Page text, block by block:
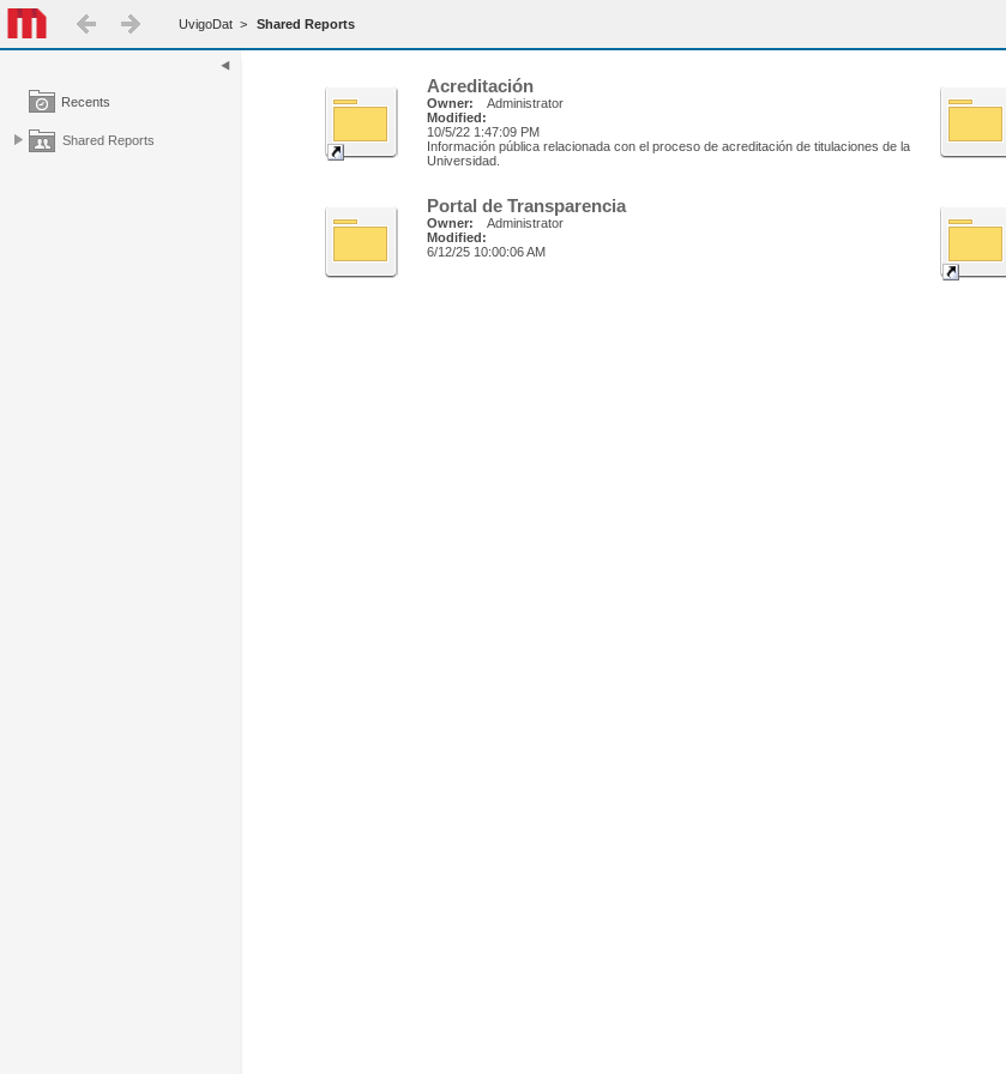
UvigoDat > Shared Reports
Recents
Shared Reports
Acreditación
Owner:
Administrator
Modified:
10/5/22 1:47:09 PM
Información pública relacionada con el proceso de acreditación de titulaciones de la
Universidad.
Portal de Transparencia
Owner:
Administrator
Modified:
6/12/25 10:00:06 AM